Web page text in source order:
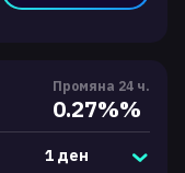
Промяна 24 ч.
0.27%%
1 ден